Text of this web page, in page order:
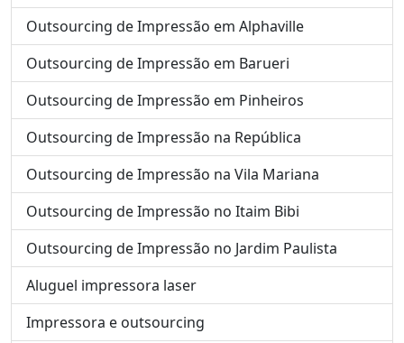
Outsourcing de Impressão em Alphaville
Outsourcing de Impressão em Barueri
Outsourcing de Impressão em Pinheiros
Outsourcing de Impressão na República
Outsourcing de Impressão na Vila Mariana
Outsourcing de Impressão no Itaim Bibi
Outsourcing de Impressão no Jardim Paulista
Aluguel impressora laser
Impressora e outsourcing